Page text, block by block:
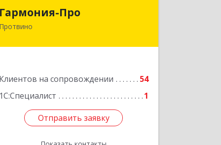
Гармония-Про
Протвино
Клиентов на сопровождении
54
1С:Специалист
1
Отправить заявку
142280, Московская обл, Протвино г,
Отправить заявку